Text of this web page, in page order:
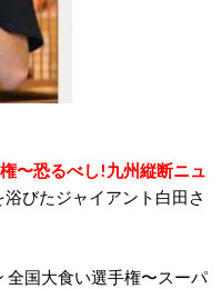
〜恐るべし!九州縦断ニュ
びたジャイアント白田さ
全国大食い選手権〜スーパ